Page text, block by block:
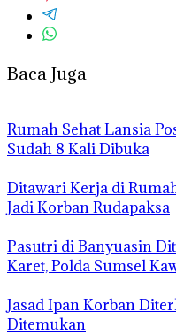
Baca Juga
Rumah Sehat Lansia
Sudah 8 Kali Dibuka
Ditawari Kerja di
Jadi Korban Rudapaksa
Pasutri di Banyuasin
Karet, Polda Sumsel
Jasad Ipan Korban
Ditemukan